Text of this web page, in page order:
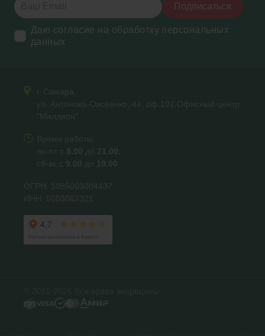
Подписаться
Даю согласие на обработку персональных
данных